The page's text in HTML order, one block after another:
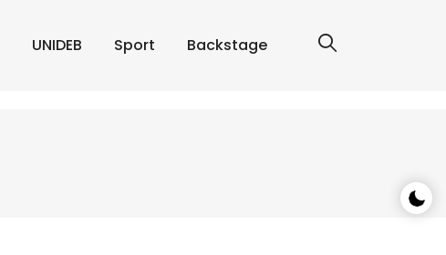
UNIDEB Sport Backstage